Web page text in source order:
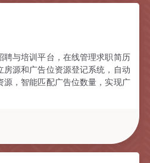
聘与培训平台，在线管理求职简历
源和广告位资源登记系统，自动
源，智能匹配广告位数量，实现广